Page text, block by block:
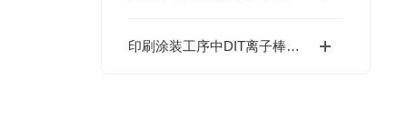
印刷涂装工序中DIT离子棒的静电管理方案